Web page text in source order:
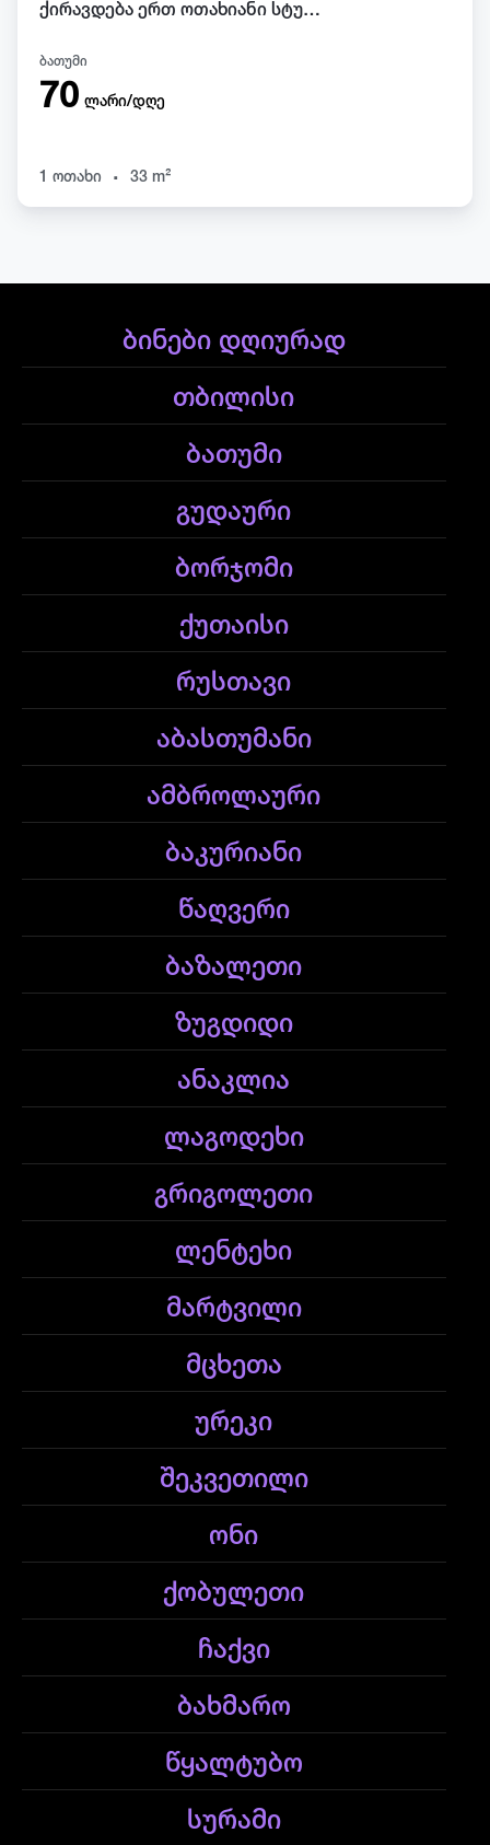
ქირავდება ერთ ოთახიანი სტუდიო ბათუმში
ბათუმი
70 ლარი/დღე
1 ოთახი . 33 m²
ბინები დღიურად
თბილისი
ბათუმი
გუდაური
ბორჯომი
ქუთაისი
რუსთავი
აბასთუმანი
ამბროლაური
ბაკურიანი
წაღვერი
ბაზალეთი
ზუგდიდი
ანაკლია
ლაგოდეხი
გრიგოლეთი
ლენტეხი
მარტვილი
მცხეთა
ურეკი
შეკვეთილი
ონი
ქობულეთი
ჩაქვი
ბახმარო
წყალტუბო
სურამი